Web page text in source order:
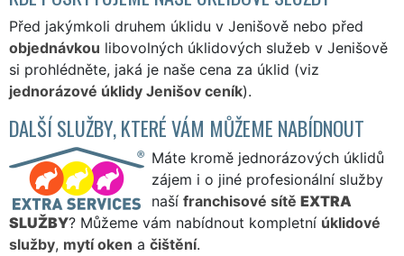
Před jakýmkoli druhem úklidu v Jenišově nebo před
objednávkou libovolných úklidových služeb v Jenišově
si prohlédněte, jaká je naše cena za úklid (viz
jednorázové úklidy Jenišov ceník).
DALŠÍ SLUŽBY, KTERÉ VÁM MŮŽEME NABÍDNOUT
Máte kromě jednorázových úklidů
zájem i o jiné profesionální služby
naší franchisové sítě EXTRA
SLUŽBY? Můžeme vám nabídnout kompletní úklidové
služby, mytí oken a čištění.